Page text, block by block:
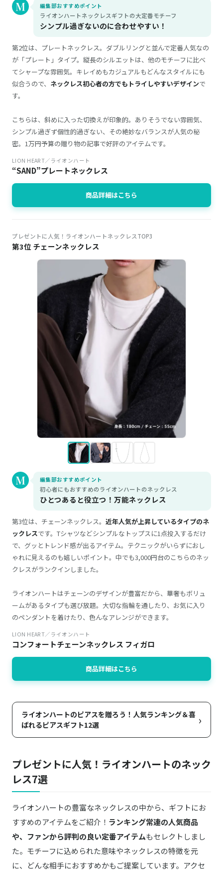
編集部おすすめポイント
ライオンハートネックレスギフトの大定番モチーフ
シンプル過ぎないのに合わせやすい！
第2位は、プレートネックレス。ダブルリングと並んで定番人気なの
が「プレート」タイプ。縦長のシルエットは、他のモチーフに比べ
てシャープな雰囲気。キレイめもカジュアルもどんなスタイルにも
似合うので、 ネックレス初心者の方でもトライしやすいデザインで
す。
こちらは、斜めに入った切換えが印象的。ありそうでない雰囲気、
シンプル過ぎず個性的過ぎない、その絶妙なバランスが人気の秘
密。1万円予算の贈り物の記事で好評のアイテムです。
LION HEART／ライオンハート
“SAND”プレートネックレス
商品詳細はこちら
プレゼントに人気！ライオンハートネックレスTOP3
第3位 チェーンネックレス
編集部おすすめポイント
初心者にもおすすめのライオンハートのネックレス
ひとつあると役立つ！万能ネックレス
第3位は、チェーンネックレス。 近年人気が上昇しているタイプのネ
ックレスです。Tシャツなどシンプルなトップスに1点投入するだけ
で、グッとトレンド感が出るアイテム。テクニックがいらずにおし
ゃれに見えるのも嬉しいポイント。中でも3,000円台のこちらのネッ
クレスがランクインしました。
ライオンハートはチェーンのデザインが豊富だから、華奢もボリュ
ームがあるタイプも選び放題。大切な指輪を通したり、お気に入り
のペンダントを着けたり、色んなアレンジができます。
LION HEART／ライオンハート
コンフォートチェーンネックレス フィガロ
商品詳細はこちら
ライオンハートのピアスを贈ろう！人気ランキング＆喜
ばれるピアスギフト12選
›
プレゼントに人気！ライオンハートのネック
レス7選
ライオンハートの豊富なネックレスの中から、ギフトにお
すすめのアイテムをご紹介！ ランキング常連の人気商品
や、ファンから評判の良い定番アイテムもセレクトしまし
た。モチーフに込められた意味やネックレスの特徴を元
に、どんな相手におすすめかもご提案しています。アクセ